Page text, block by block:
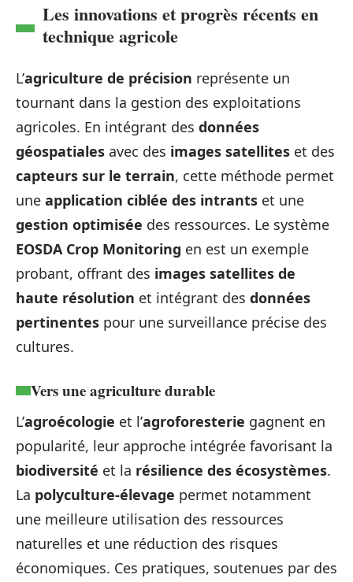
Les innovations et progrès récents en
technique agricole
L’agriculture de précision représente un
tournant dans la gestion des exploitations
agricoles. En intégrant des données
géospatiales avec des images satellites et des
capteurs sur le terrain, cette méthode permet
une application ciblée des intrants et une
gestion optimisée des ressources. Le système
EOSDA Crop Monitoring en est un exemple
probant, offrant des images satellites de
haute résolution et intégrant des données
pertinentes pour une surveillance précise des
cultures.
Vers une agriculture durable
L’agroécologie et l’agroforesterie gagnent en
popularité, leur approche intégrée favorisant la
biodiversité et la résilience des écosystèmes.
La polyculture-élevage permet notamment
une meilleure utilisation des ressources
naturelles et une réduction des risques
économiques. Ces pratiques, soutenues par des